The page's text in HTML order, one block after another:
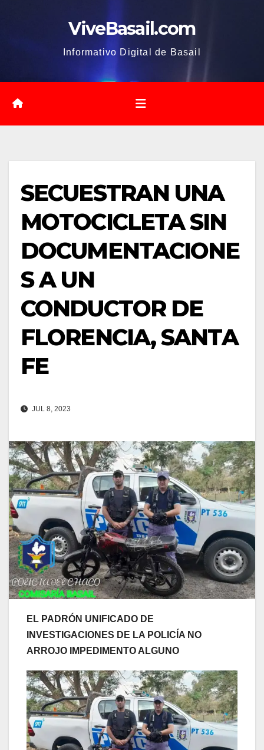
ViveBasail.com
Informativo Digital de Basail
SECUESTRAN UNA
MOTOCICLETA SIN
DOCUMENTACIONE
S A UN
CONDUCTOR DE
FLORENCIA, SANTA
FE
JUL 8, 2023
EL PADRÓN UNIFICADO DE
INVESTIGACIONES DE LA POLICÍA NO
ARROJO IMPEDIMENTO ALGUNO